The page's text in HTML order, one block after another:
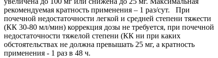
рекомендуемая кратность применения – 1 раз/сут. При
почечной недостаточности легкой и средней степени тяжести
(КК 30-80 мл/мин) коррекция дозы не требуется, при почечной
недостаточности тяжелой степени (КК ни при каких
обстоятельствах не должна превышать 25 мг, а кратность
применения - 1 раз в 48 ч.